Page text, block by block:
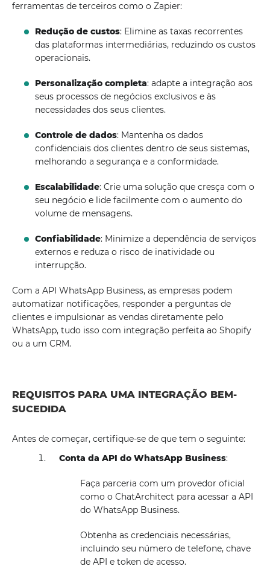
ferramentas de terceiros como o Zapier:
Redução de custos: Elimine as taxas recorrentes
das plataformas intermediárias, reduzindo os custos
operacionais.
Personalização completa: adapte a integração aos
seus processos de negócios exclusivos e às
necessidades dos seus clientes.
Controle de dados: Mantenha os dados
confidenciais dos clientes dentro de seus sistemas,
melhorando a segurança e a conformidade.
Escalabilidade: Crie uma solução que cresça com o
seu negócio e lide facilmente com o aumento do
volume de mensagens.
Confiabilidade: Minimize a dependência de serviços
externos e reduza o risco de inatividade ou
interrupção.
Com a API WhatsApp Business, as empresas podem
automatizar notificações, responder a perguntas de
clientes e impulsionar as vendas diretamente pelo
WhatsApp, tudo isso com integração perfeita ao Shopify
ou a um CRM.
REQUISITOS PARA UMA INTEGRAÇÃO BEM-
SUCEDIDA
Antes de começar, certifique-se de que tem o seguinte:
Conta da API do WhatsApp Business:
Faça parceria com um provedor oficial
como o ChatArchitect para acessar a API
do WhatsApp Business.
Obtenha as credenciais necessárias,
incluindo seu número de telefone, chave
de API e token de acesso.